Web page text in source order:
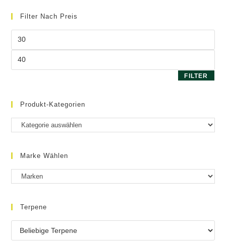
Filter Nach Preis
FILTER
Produkt-Kategorien
Marke Wählen
Terpene